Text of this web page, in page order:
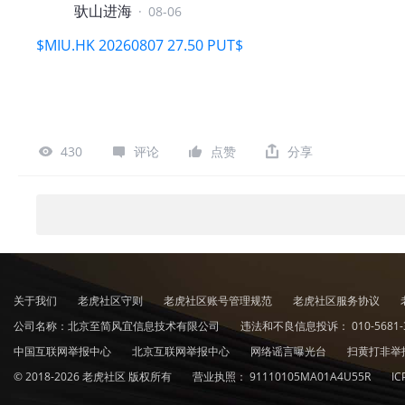
驮山进海 · 08-06
$MIU.HK 20260807 27.50 PUT$
430 评论 点赞 分享
关于我们 老虎社区守则 老虎社区账号管理规范 老虎社区服务协议
公司名称：北京至简风宜信息技术有限公司
违法和不良信息投诉： 010-
中国互联网举报中心
北京互联网举报中心 网络谣言曝光台
扫黄打非
© 2018-2026 老虎社区 版权所有
营业执照： 91110105MA01A4U55R